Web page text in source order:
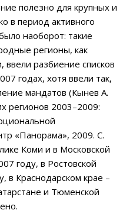
полезно для крупных и
в период активного
наоборот: такие
регионы, как
ввели разбиение списков
годах, хотя ввели так,
мандатов (Кынев А.
регионов 2003–2009:
«Панорама», 2009. С.
Коми и в Московской
году, в Ростовской
в Краснодарском крае –
и Тюменской